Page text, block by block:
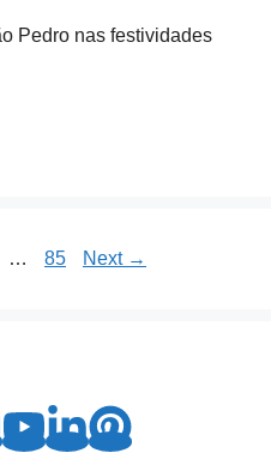
Pedro nas festividades
… Page
85 Next →